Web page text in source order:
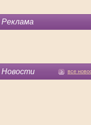
Реклама
Новости все